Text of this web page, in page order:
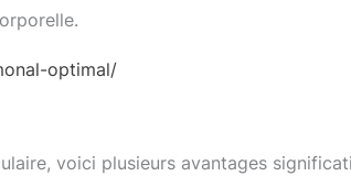
optimal/
voici plusieurs avantages